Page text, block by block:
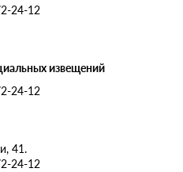
24-12
извещений
24-12
41.
24-12